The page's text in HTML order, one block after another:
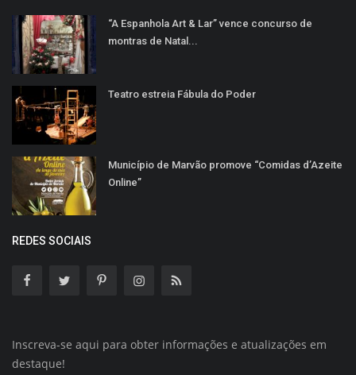
“A Espanhola Art & Lar” vence concurso de
montras de Natal...
Teatro estreia Fábula do Poder
Município de Marvão promove “Comidas d’Azeite
Online”
REDES SOCIAIS
Inscreva-se aqui para obter informações e atualizações em
destaque!